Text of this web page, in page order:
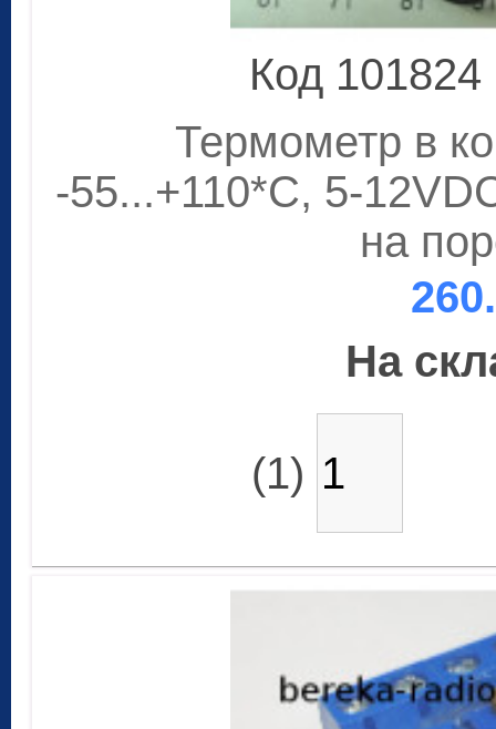
Код 101824
Термометр в
-55...+110*C, 5-
на
На
(1)